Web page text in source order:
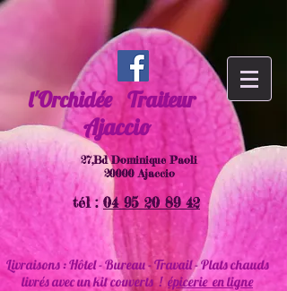
l'Orchidée Traiteur
Ajaccio
27,Bd Dominique Paoli
20000 Ajaccio
tél :04 95 20 89 42
Livraisons : Hôtel - Bureau - Travail - Plats chauds
livrés avec un kit couverts ! épicerie en ligne